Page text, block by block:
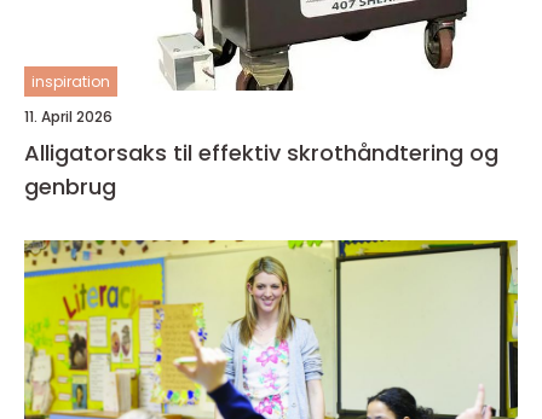
inspiration
11. April 2026
Alligatorsaks til effektiv skrothåndtering og
genbrug